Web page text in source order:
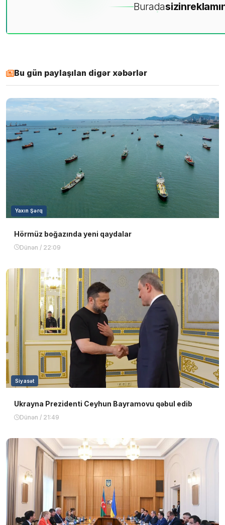
Buradasizin
Bu gün paylaşılan digər xəbərlər
Yaxın Şərq
Hörmüz boğazında yeni qaydalar
Dünən / 22:09
Siyasət
Ukrayna Prezidenti Ceyhun Bayramovu qəbul edib
Dünən / 21:49